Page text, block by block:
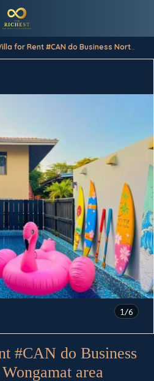
Rent #CAN do Business North Pattaya — Wongamat area
1/6
#CAN do Business
area